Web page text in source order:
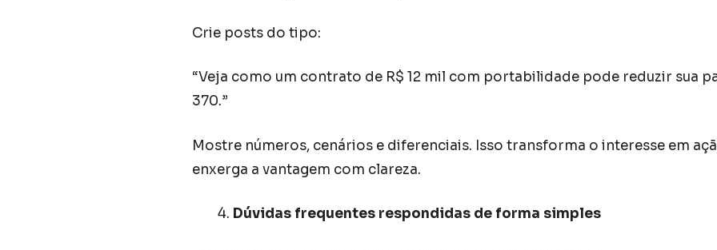
Crie posts do tipo:
“Veja como um contrato de R$ 12 mil com portabilidade pode reduzir sua
370.”
Mostre números, cenários e diferenciais. Isso transforma o interesse em
enxerga a vantagem com clareza.
Dúvidas frequentes respondidas de forma simples